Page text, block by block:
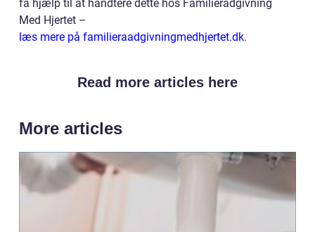
få hjælp til at håndtere dette hos Familierådgivning
Med Hjertet –
læs mere på familieraadgivningmedhjertet.dk.
Read more articles here
More articles